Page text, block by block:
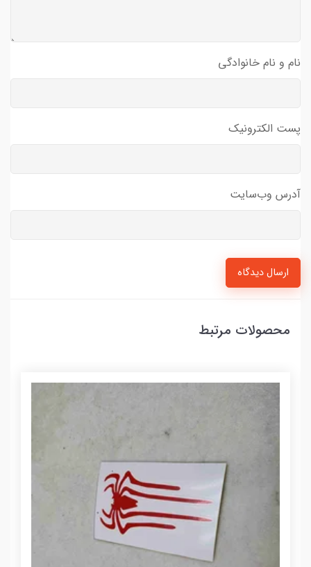
نام و نام خانوادگی
پست الکترونیک
آدرس وب‌سایت
ارسال دیدگاه
محصولات مرتبط